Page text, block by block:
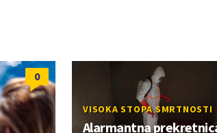
0
VISOKA STOPA SMRTNOSTI
Alarmantna